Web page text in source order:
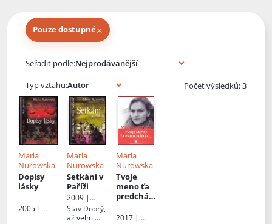
Pouze dostupné×
Seřadit podle:
Typ vztahu:
Počet výsledků: 3
Maria
Nurowska
Dopisy
lásky
2005 |
Maria
Nurowska
Setkání v
Paříži
2009 |
Motto
Stav Dobrý,
až velmi
Maria
Nurowska
Tvoje
meno ťa
predchád
2017 |